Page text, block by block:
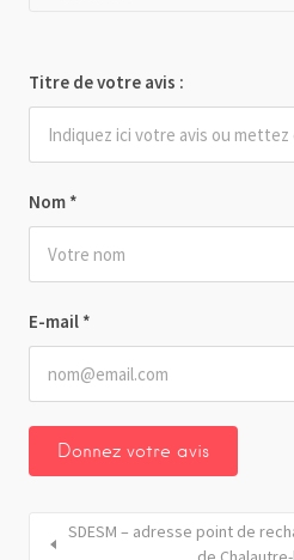
Nom *
E-mail *
Titre de votre avis :
SDESM – adresse point de